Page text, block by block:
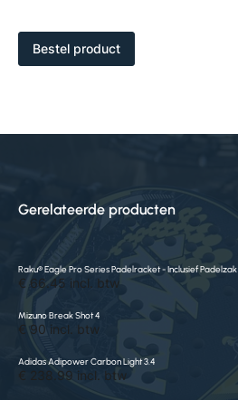
Bestel product
Gerelateerde producten
Raku® Eagle Pro Series Padelracket - Inclusief Padelzak
€ 66.45 incl. btw
Mizuno Break Shot 4
€ 90 incl. btw
Adidas Adipower Carbon Light 3.4
€ 238.99 incl. btw